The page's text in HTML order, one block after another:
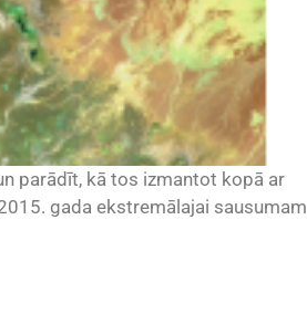
parādīt, kā tos izmantot kopā ar
gada ekstremālajai sausumam